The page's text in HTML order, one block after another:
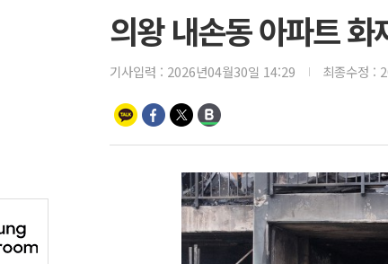
의왕 내손동 아파트
기사입력 : 2026년04월30일 14:29 최종수정 :